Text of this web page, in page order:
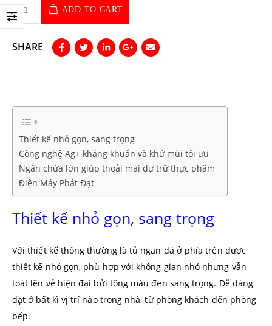
ADD TO CART
SHARE
Thiết kế nhỏ gọn, sang trọng
Công nghệ Ag+ kháng khuẩn và khử mùi tối ưu
Ngăn chứa lớn giúp thoải mái dự trữ thực phẩm
Điện Máy Phát Đạt
Thiết kế nhỏ gọn, sang trọng
Với thiết kế thông thường là tủ ngăn đá ở phía trên được
thiết kế nhỏ gọn, phù hợp với không gian nhỏ nhưng vẫn
toát lên vẻ hiện đại bởi tông màu đen sang trọng. Dễ dàng
đặt ở bất kì vị trí nào trong nhà, từ phòng khách đến phòng
bếp.